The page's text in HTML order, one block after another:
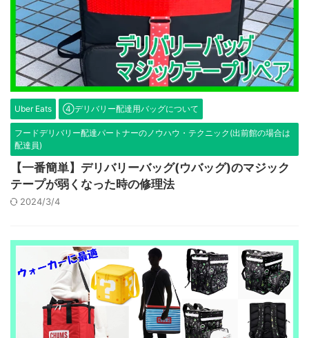
Uber Eats ④デリバリー配達用バッグについて
フードデリバリー配達パートナーのノウハウ・テクニック(出前館の場合は
配達員)
【一番簡単】デリバリーバッグ(ウバッグ)のマジック
テープが弱くなった時の修理法
2024/3/4